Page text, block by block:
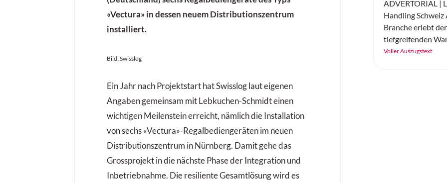
«Vectura» in dessen neuem Distributionszentrum
installiert.
Bild: Swisslog
Ein Jahr nach Projektstart hat Swisslog laut eigenen
Angaben gemeinsam mit Lebkuchen-Schmidt einen
wichtigen Meilenstein erreicht, nämlich die Installation
von sechs «Vectura»-Regalbediengeräten im neuen
Distributionszentrum in Nürnberg. Damit gehe das
Grossprojekt in die nächste Phase der Integration und
Inbetriebnahme. Die resiliente Gesamtlösung wird es
ADVERTORIAL |
Handling
Branche erlebt
tiefgreifenden
durch Fortschritte
Voller Auszugstext